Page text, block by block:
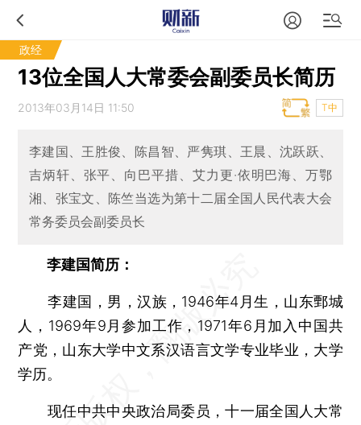
政经
13位全国人大常委会副委员长简历
2013年03月14日 11:50 T中
李建国、王胜俊、陈昌智、严隽琪、王晨、沈跃跃、
吉炳轩、张平、向巴平措、艾力更·依明巴海、万鄂
湘、张宝文、陈竺当选为第十二届全国人民代表大会
常务委员会副委员长
李建国简历：
李建国，男，汉族，1946年4月生，山东鄄城
人，1969年9月参加工作，1971年6月加入中国共
产党，山东大学中文系汉语言文学专业毕业，大学
学历。
现任中共中央政治局委员，十一届全国人大常